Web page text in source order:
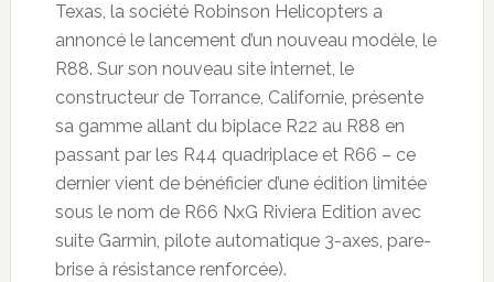
Texas, la société Robinson Helicopters a
annoncé le lancement d’un nouveau modèle, le
R88. Sur son nouveau site internet, le
constructeur de Torrance, Californie, présente
sa gamme allant du biplace R22 au R88 en
passant par les R44 quadriplace et R66 – ce
dernier vient de bénéficier d’une édition limitée
sous le nom de R66 NxG Riviera Edition avec
suite Garmin, pilote automatique 3-axes, pare-
brise à résistance renforcée).